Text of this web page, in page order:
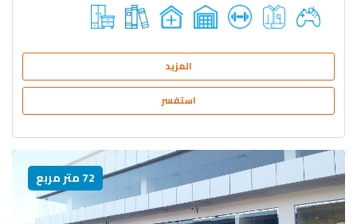
المزيد
استفسر
72 متر مربع